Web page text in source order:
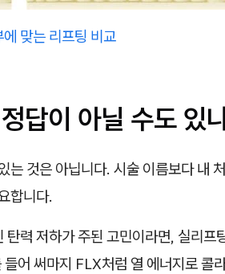
맞는 리프팅 비교
답이 아닐 수도 있
는 것은 아닙니다. 시술 이름보다 내
합니다.
력 저하가 주된 고민이라면, 실리프
어 써마지 FLX처럼 열 에너지로 콜